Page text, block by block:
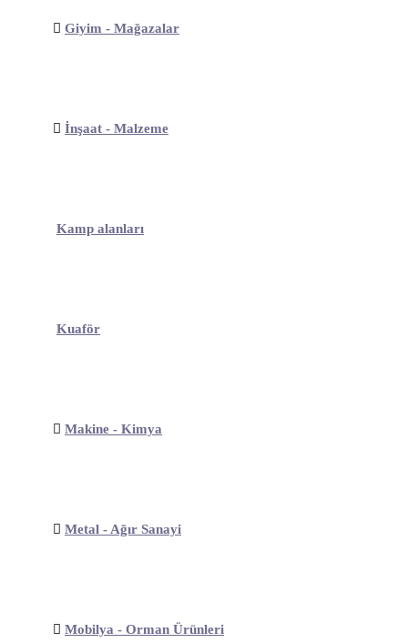
Giyim - Mağazalar
İnşaat - Malzeme
Kamp alanları
Kuaför
Makine - Kimya
Metal - Ağır Sanayi
Mobilya - Orman Ürünleri